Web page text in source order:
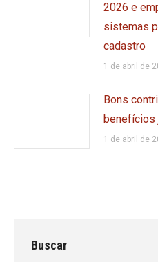
2026 e
sistemas
cadastro
1 de abril de
Bons
benefícios
1 de abril de
Buscar